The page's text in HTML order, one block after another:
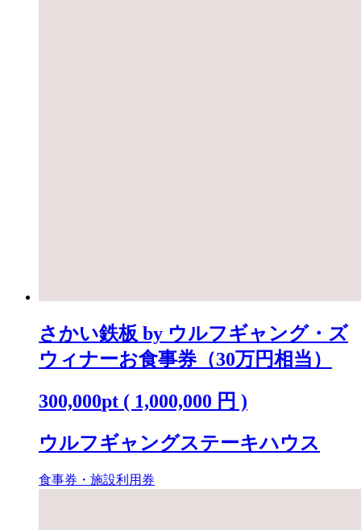
さかい鉄板 by ウルフギャング・ズ
ウィナーお食事券（30万円相当）
300,000pt ( 1,000,000 円 )
ウルフギャングステーキハウス
食事券・施設利用券